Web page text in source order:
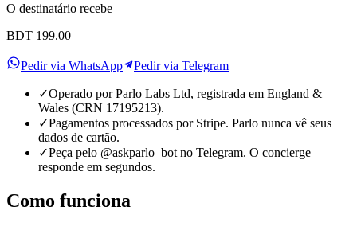
O destinatário recebe
BDT 199.00
Pedir via WhatsApp Pedir via Telegram
✓Operado por Parlo Labs Ltd, registrada em England &
Wales (CRN 17195213).
✓Pagamentos processados por Stripe. Parlo nunca vê seus
dados de cartão.
✓Peça pelo @askparlo_bot no Telegram. O concierge
responde em segundos.
Como funciona